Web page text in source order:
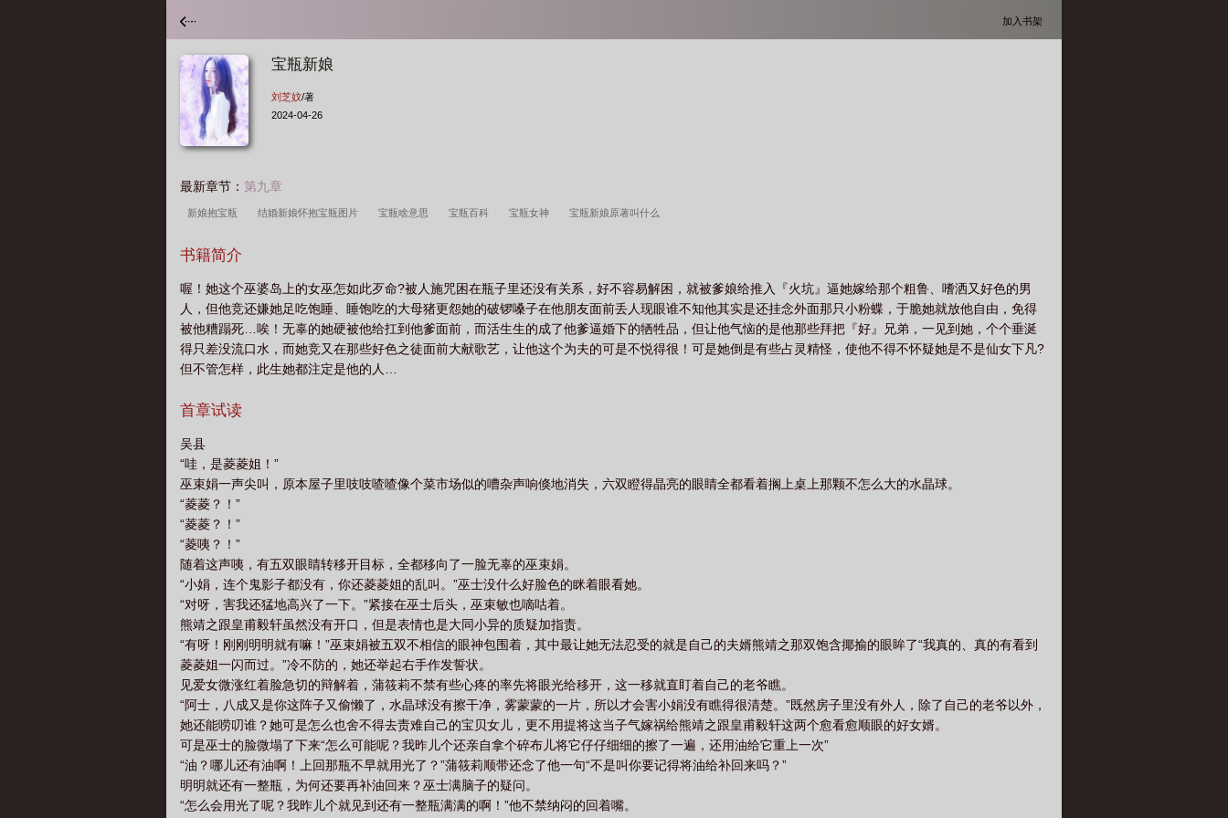
加入书架
宝瓶新娘
刘芝妏/著
2024-04-26
最新章节： 第九章
新娘抱宝瓶 结婚新娘怀抱宝瓶图片 宝瓶啥意思 宝瓶百科 宝瓶女神 宝瓶新娘原著叫什么
书籍简介
喔！她这个巫婆岛上的女巫怎如此歹命?被人施咒困在瓶子里还没有关系，好不容易解困，就被爹娘给推入『火坑』逼她嫁给那个粗鲁、嗜洒又好色的男
人，但他竞还嫌她足吃饱睡、睡饱吃的大母猪更怨她的破锣嗓子在他朋友面前丢人现眼谁不知他其实是还挂念外面那只小粉蝶，于脆她就放他自由，免得
被他糟蹋死…唉！无辜的她硬被他给扛到他爹面前，而活生生的成了他爹逼婚下的牺牲品，但让他气恼的是他那些拜把『好』兄弟，一见到她，个个垂涎
得只差没流口水，而她竞又在那些好色之徒面前大献歌艺，让他这个为夫的可是不悦得很！可是她倒是有些占灵精怪，使他不得不怀疑她是不是仙女下凡?
但不管怎样，此生她都注定是他的人…
首章试读
吴县
“哇，是菱菱姐！”
巫束娟一声尖叫，原本屋子里吱吱喳喳像个菜市场似的嘈杂声响倏地消失，六双瞪得晶亮的眼睛全都看着搁上桌上那颗不怎么大的水晶球。
“菱菱？！”
“菱菱？！”
“菱咦？！”
随着这声咦，有五双眼睛转移开目标，全都移向了一脸无辜的巫束娟。
“小娟，连个鬼影子都没有，你还菱菱姐的乱叫。”巫士没什么好脸色的眯着眼看她。
“对呀，害我还猛地高兴了一下。”紧接在巫士后头，巫束敏也嘀咕着。
熊靖之跟皇甫毅轩虽然没有开口，但是表情也是大同小异的质疑加指责。
“有呀！刚刚明明就有嘛！”巫束娟被五双不相信的眼神包围着，其中最让她无法忍受的就是自己的夫婿熊靖之那双饱含揶揄的眼眸了“我真的、真的有看到
菱菱姐一闪而过。”冷不防的，她还举起右手作发誓状。
见爱女微涨红着脸急切的辩解着，蒲筱莉不禁有些心疼的率先将眼光给移开，这一移就直盯着自己的老爷瞧。
“阿士，八成又是你这阵子又偷懒了，水晶球没有擦干净，雾蒙蒙的一片，所以才会害小娟没有瞧得很清楚。”既然房子里没有外人，除了自己的老爷以外，
她还能唠叨谁？她可是怎么也舍不得去责难自己的宝贝女儿，更不用提将这当子气嫁祸给熊靖之跟皇甫毅轩这两个愈看愈顺眼的好女婿。
可是巫士的脸微塌了下来“怎么可能呢？我昨儿个还亲自拿个碎布儿将它仔仔细细的擦了一遍，还用油给它重上一次”
“油？哪儿还有油啊！上回那瓶不早就用光了？”蒲筱莉顺带还念了他一句“不是叫你要记得将油给补回来吗？”
明明就还有一整瓶，为何还要再补油回来？巫士满脑子的疑问。
“怎么会用光了呢？我昨儿个就见到还有一整瓶满满的啊！”他不禁纳闷的回着嘴。